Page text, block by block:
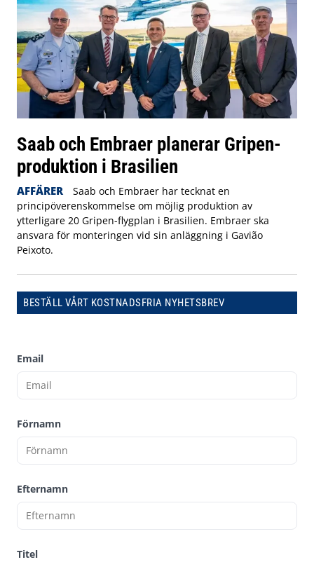
Saab och Embraer planerar Gripen-
produktion i Brasilien
AFFÄRER
Saab och Embraer har tecknat en
principöverenskommelse om möjlig produktion av
ytterligare 20 Gripen-flygplan i Brasilien. Embraer ska
ansvara för monteringen vid sin anläggning i Gavião
Peixoto.
BESTÄLL VÅRT KOSTNADSFRIA NYHETSBREV
Email
Förnamn
Efternamn
Titel